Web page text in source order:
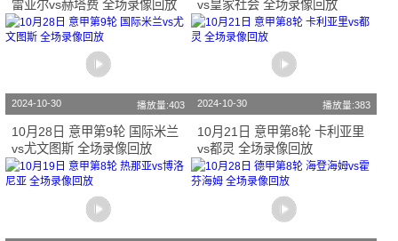
雷亚尔vs赫塔费 全场录像回放
vs皇家社会 全场录像回放
2024-10-30 播放量:403
10月28日 意甲第9轮 国际米兰
vs尤文图斯 全场录像回放
2024-10-30 播放量:383
10月21日 意甲第8轮 卡利亚里
vs都灵 全场录像回放